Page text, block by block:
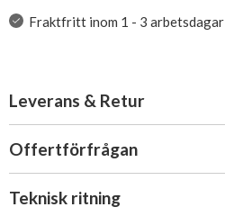
Fraktfritt inom 1 - 3 arbetsdagar
Leverans & Retur
Offertförfrågan
Teknisk ritning